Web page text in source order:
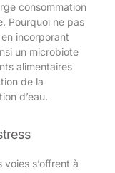
consommation
Pourquoi ne pas
incorporant
un microbiote
alimentaires
de la
d’eau.
s’offrent à